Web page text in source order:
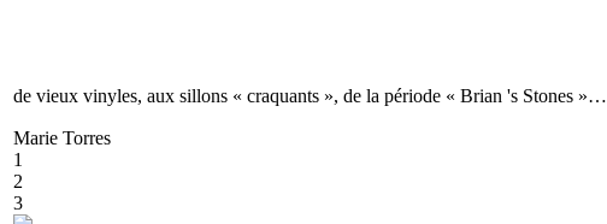
de vieux vinyles, aux sillons « craquants », de la période « Brian 's Stones »…
Marie Torres
1
2
3